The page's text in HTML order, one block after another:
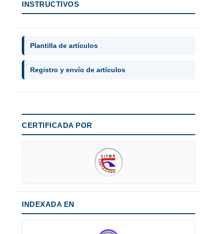
INSTRUCTIVOS
Plantilla de artículos
Registro y envío de artículos
CERTIFICADA POR
INDEXADA EN